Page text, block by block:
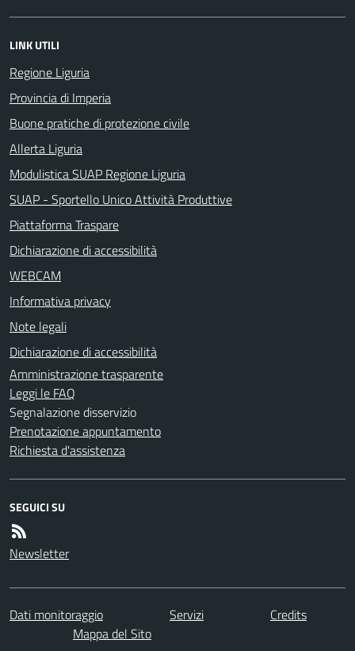
LINK UTILI
Regione Liguria
Provincia di Imperia
Buone pratiche di protezione civile
Allerta Liguria
Modulistica SUAP Regione Liguria
SUAP - Sportello Unico Attività Produttive
Piattaforma Traspare
Dichiarazione di accessibilità
WEBCAM
Informativa privacy
Note legali
Dichiarazione di accessibilità
Amministrazione trasparente
Leggi le FAQ
Segnalazione disservizio
Prenotazione appuntamento
Richiesta d'assistenza
SEGUICI SU
Newsletter
Dati monitoraggio Servizi
Credits
Mappa del Sito